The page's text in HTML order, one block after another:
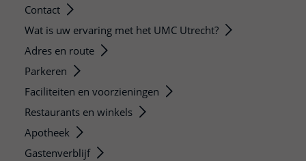
Contact
Wat is uw ervaring met het UMC Utrecht?
Adres en route
Parkeren
Faciliteiten en voorzieningen
Restaurants en winkels
Apotheek
Gastenverblijf